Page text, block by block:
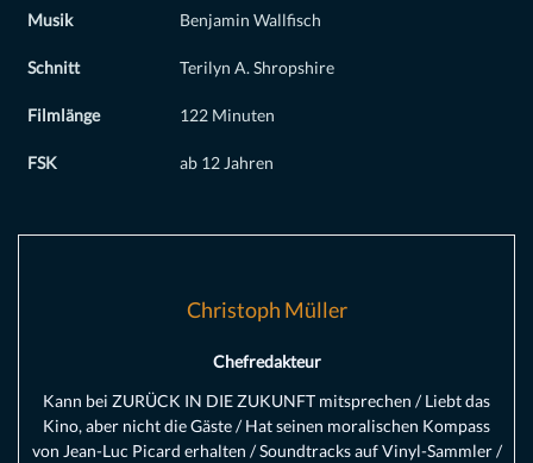
Musik Benjamin Wallfisch
Schnitt Terilyn A. Shropshire
Filmlänge 122 Minuten
FSK ab 12 Jahren
Christoph Müller
Chefredakteur
Kann bei ZURÜCK IN DIE ZUKUNFT mitsprechen / Liebt das
Kino, aber nicht die Gäste / Hat seinen moralischen Kompass
von Jean-Luc Picard erhalten / Soundtracks auf Vinyl-Sammler /